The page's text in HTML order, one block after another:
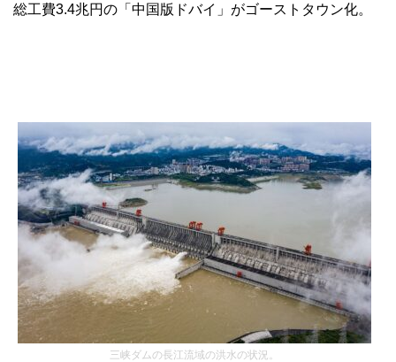
総工費3.4兆円の「中国版ドバイ」がゴーストタウン化。
三峡ダムの長江流域の洪水の状況。